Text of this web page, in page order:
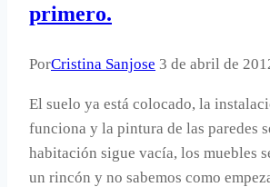
primero.
PorCristina Sanjose 3 de abril de
El suelo ya está colocado, la
funciona y la pintura de las paredes
habitación sigue vacía, los muebles
un rincón y no sabemos como